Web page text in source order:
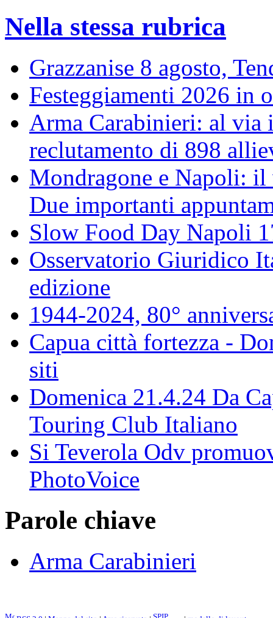
Nella stessa rubrica
Grazzanise 8 agosto,
Festeggiamenti 2026 in
Arma Carabinieri: al via
reclutamento di 898
Mondragone e Napoli:
Due importanti
Slow Food Day Napoli
Osservatorio Giuridico
edizione
1944-2024, 80°
Capua città fortezza -
siti
Domenica 21.4.24 Da
Touring Club Italiano
Si Teverola Odv
PhotoVoice
Parole chiave
Arma Carabinieri